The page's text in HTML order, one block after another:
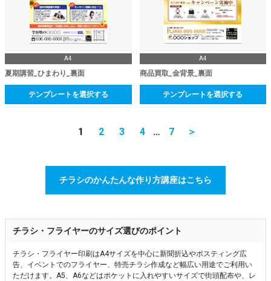
A4
夏期講習_ひまわり_裏面
テンプレートを選択する
A4
商品買取_金背景_裏面
テンプレートを選択する
1 2 3 4 … 7 ＞
チラシのかんたんな作り方講座はこちら
チラシ・フライヤーのサイズ選びのポイント
チラシ・フライヤー印刷はA4サイズを中心に新聞折込やポスティング広
告、イベントでのフライヤー、特売チラシ作成など幅広い用途でご利用い
ただけます。A5、A6などはポケットに入れやすいサイズで街頭配布や、レ